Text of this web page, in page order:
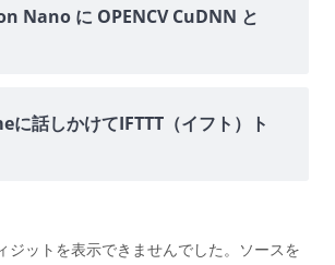
Nano に OPENCV CuDNN と
に話しかけてIFTTT（イフト）ト
ジットを表示できませんでした。ソースを